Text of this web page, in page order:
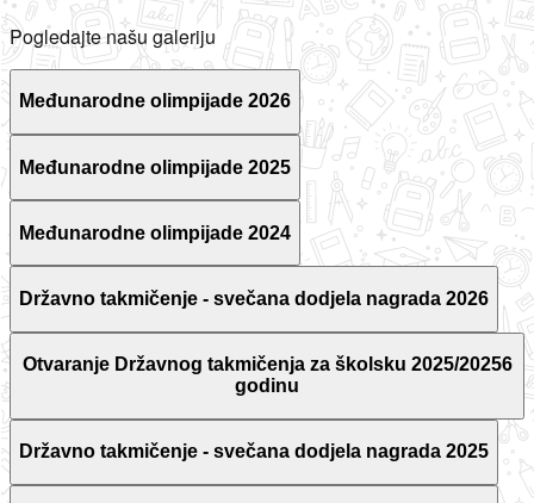
Pogledajte našu galeriju
Međunarodne olimpijade 2026
Međunarodne olimpijade 2025
Međunarodne olimpijade 2024
Državno takmičenje - svečana dodjela nagrada 2026
Otvaranje Državnog takmičenja za školsku 2025/20256
godinu
Državno takmičenje - svečana dodjela nagrada 2025